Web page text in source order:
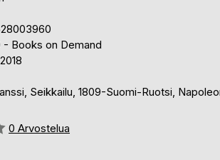
- Books on Demand
Seikkailu, 1809-Suomi-Ruotsi,
0 Arvostelua